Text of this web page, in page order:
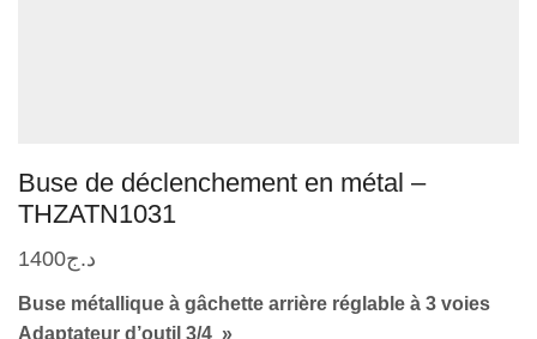
Buse de déclenchement en métal –
THZATN1031
د.ج1400
Buse métallique à gâchette arrière réglable à 3 voies
Adaptateur d’outil 3/4 »